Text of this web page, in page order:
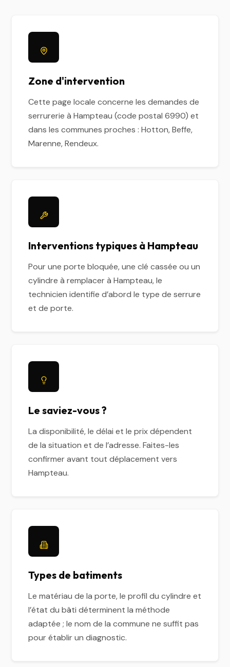
Zone d'intervention
Cette page locale concerne les demandes de
serrurerie à Hampteau (code postal 6990) et
dans les communes proches : Hotton, Beffe,
Marenne, Rendeux.
Interventions typiques à Hampteau
Pour une porte bloquée, une clé cassée ou un
cylindre à remplacer à Hampteau, le
technicien identifie d’abord le type de serrure
et de porte.
Le saviez-vous ?
La disponibilité, le délai et le prix dépendent
de la situation et de l’adresse. Faites-les
confirmer avant tout déplacement vers
Hampteau.
Types de batiments
Le matériau de la porte, le profil du cylindre et
l’état du bâti déterminent la méthode
adaptée ; le nom de la commune ne suffit pas
pour établir un diagnostic.